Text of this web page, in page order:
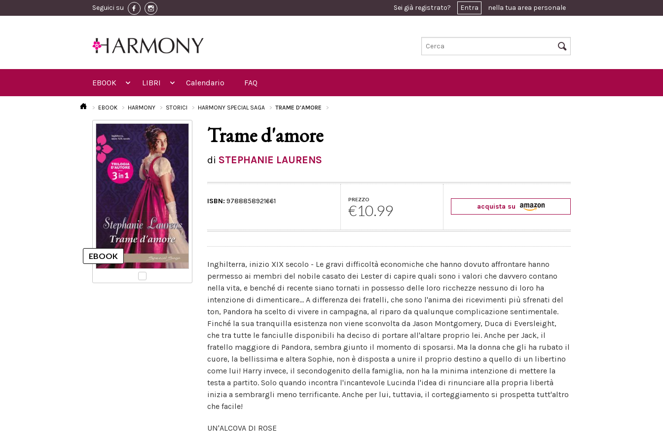
Seguici su Sei già registrato? Entra nella tua area personale
EBOOK LIBRI Calendario FAQ
EBOOK HARMONY STORICI HARMONY SPECIAL SAGA TRAME D'AMORE
Trame d'amore
di STEPHANIE LAURENS
ISBN: 9788858921661 PREZZO
€10.99 acquista su
Inghilterra, inizio XIX secolo - Le gravi difficoltà economiche che hanno dovuto affrontare hanno
permesso ai membri del nobile casato dei Lester di capire quali sono i valori che davvero contano
nella vita, e benché di recente siano tornati in possesso delle loro ricchezze nessuno di loro ha
intenzione di dimenticare... A differenza dei fratelli, che sono l'anima dei ricevimenti più sfrenati del
ton, Pandora ha scelto di vivere in campagna, al riparo da qualunque complicazione sentimentale.
Finché la sua tranquilla esistenza non viene sconvolta da Jason Montgomery, Duca di Eversleight,
che tra tutte le fanciulle disponibili ha deciso di portare all'altare proprio lei. Anche per Jack, il
fratello maggiore di Pandora, sembra giunto il momento di sposarsi. Ma la donna che gli ha rubato il
cuore, la bellissima e altera Sophie, non è disposta a unire il proprio destino a quello di un libertino
come lui! Harry invece, il secondogenito della famiglia, non ha la minima intenzione di mettere la
testa a partito. Solo quando incontra l'incantevole Lucinda l'idea di rinunciare alla propria libertà
inizia a sembrargli meno terrificante. Anche per lui, tuttavia, il corteggiamento si prospetta tutt'altro
che facile!
UN'ALCOVA DI ROSE